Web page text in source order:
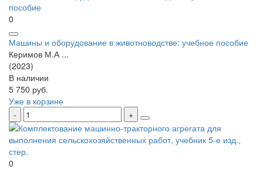
0
Машины и оборудование в животноводстве: учебное пособие
Керимов М.А ...
(2023)
В наличии
5 750 руб.
Уже в корзине
0